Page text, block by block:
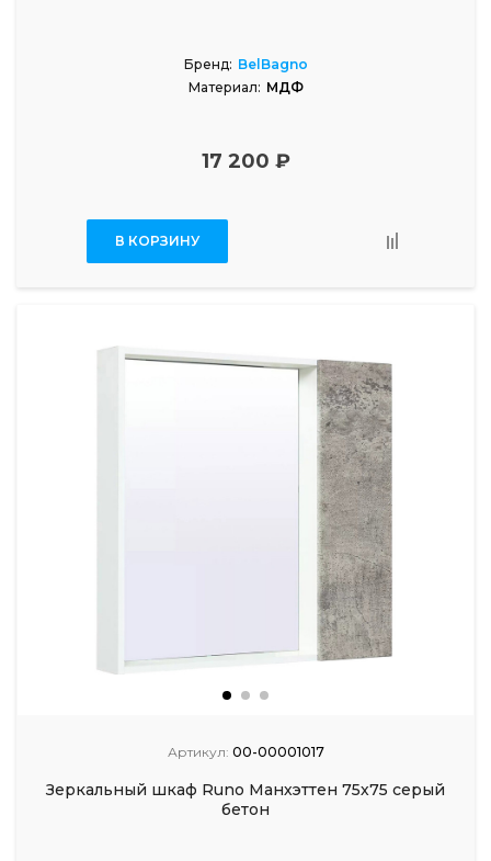
Бренд: BelBagno
Материал: МДФ
17 200 ₽
В КОРЗИНУ
Артикул: 00-00001017
Зеркальный шкаф Runo Манхэттен 75х75 серый
бетон